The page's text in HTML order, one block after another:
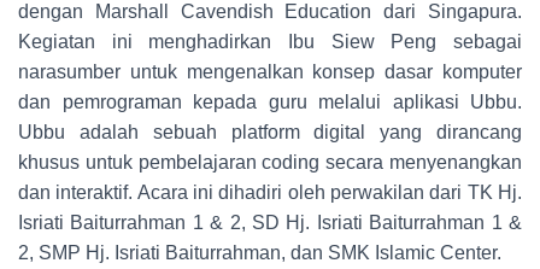
dengan Marshall Cavendish Education dari Singapura.
Kegiatan ini menghadirkan Ibu Siew Peng sebagai
narasumber untuk mengenalkan konsep dasar komputer
dan pemrograman kepada guru melalui aplikasi Ubbu.
Ubbu adalah sebuah platform digital yang dirancang
khusus untuk pembelajaran coding secara menyenangkan
dan interaktif. Acara ini dihadiri oleh perwakilan dari TK Hj.
Isriati Baiturrahman 1 & 2, SD Hj. Isriati Baiturrahman 1 &
2, SMP Hj. Isriati Baiturrahman, dan SMK Islamic Center.